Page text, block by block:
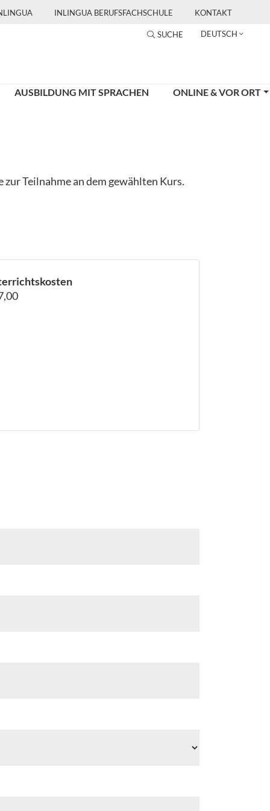
INLINGUA BERUFSFACHSCHULE KONTAKT
SUCHE DEUTSCH
AUSBILDUNG MIT SPRACHEN ONLINE & VOR ORT
Teilnahme an dem gewählten Kurs.